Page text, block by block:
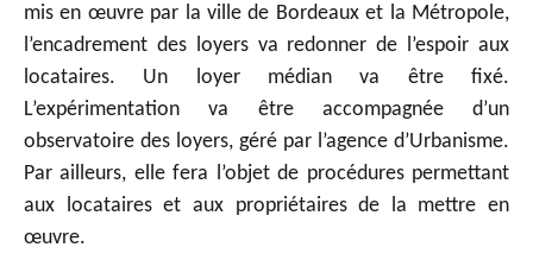
mis en œuvre par la ville de Bordeaux et la Métropole,
l’encadrement des loyers va redonner de l’espoir aux
locataires. Un loyer médian va être fixé.
L’expérimentation va être accompagnée d’un
observatoire des loyers, géré par l’agence d’Urbanisme.
Par ailleurs, elle fera l’objet de procédures permettant
aux locataires et aux propriétaires de la mettre en
œuvre.